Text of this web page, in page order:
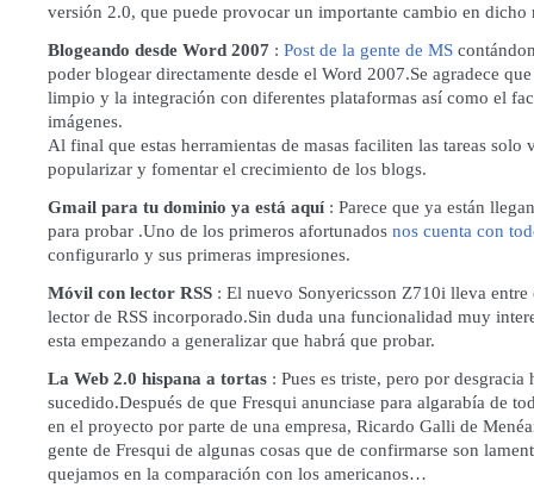
versión 2.0, que puede provocar un importante cambio en dicho
Blogeando desde Word 2007 : Post de la gente de MS
poder blogear directamente desde el Word 2007.Se agradece
limpio y la integración con diferentes plataformas así como el
imágenes.
Al final que estas herramientas de masas faciliten las tareas solo
popularizar y fomentar el crecimiento de los blogs.
Gmail para tu dominio ya está aquí : Parece que ya están
para probar .Uno de los primeros afortunados nos cuenta con
configurarlo y sus primeras impresiones.
Móvil con lector RSS : El nuevo Sonyericsson Z710i lleva entre
lector de RSS incorporado.Sin duda una funcionalidad muy
esta empezando a generalizar que habrá que probar.
La Web 2.0 hispana a tortas : Pues es triste, pero por desgracia
sucedido.Después de que Fresqui anunciase para algarabía de
en el proyecto por parte de una empresa, Ricardo Galli de
gente de Fresqui de algunas cosas que de confirmarse son
quejamos en la comparación con los americanos…